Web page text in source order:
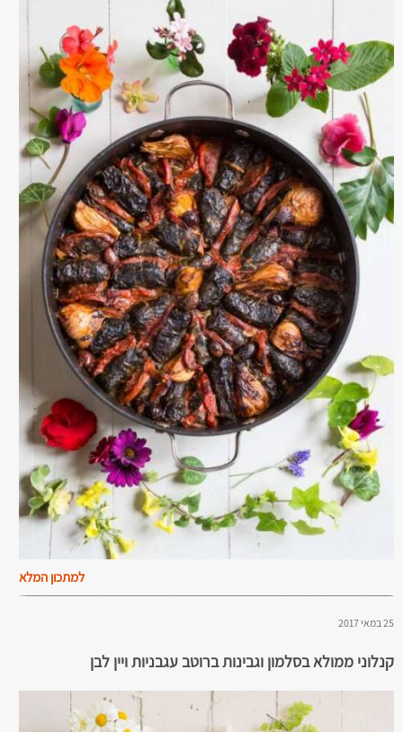
למתכון המלא
25 במאי 2017
קנלוני ממולא בסלמון וגבינות ברוטב עגבניות ויין לבן